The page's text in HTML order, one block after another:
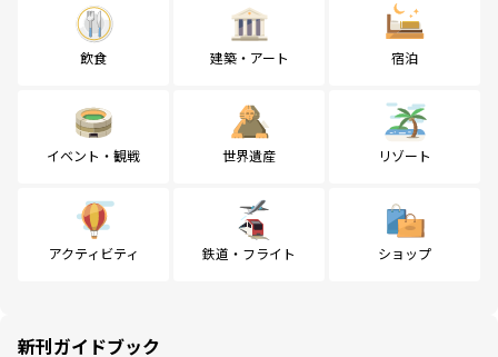
飲食 建築・アート 宿泊
イベント・観戦 世界遺産 リゾート
アクティビティ 鉄道・フライト ショップ
新刊ガイドブック